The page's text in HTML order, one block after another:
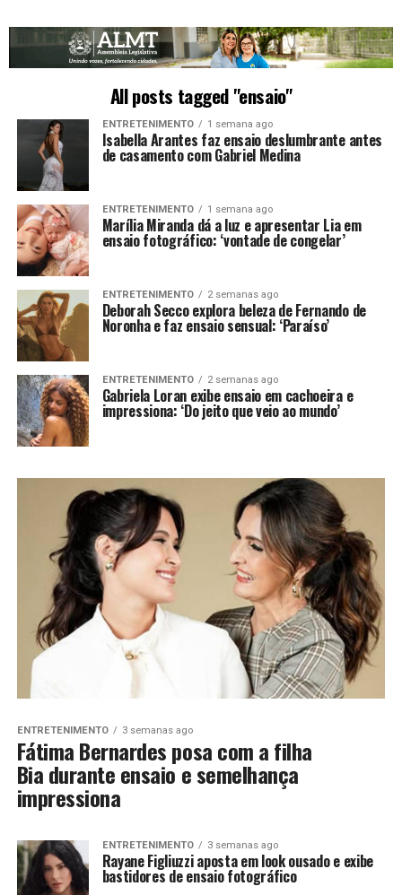
All posts tagged "ensaio"
ENTRETENIMENTO 1 semana ago
Isabella Arantes faz ensaio deslumbrante antes
de casamento com Gabriel Medina
ENTRETENIMENTO 1 semana ago
Marília Miranda dá a luz e apresentar Lia em
ensaio fotográfico: ‘vontade de congelar’
ENTRETENIMENTO 2 semanas ago
Deborah Secco explora beleza de Fernando de
Noronha e faz ensaio sensual: ‘Paraíso’
ENTRETENIMENTO 2 semanas ago
Gabriela Loran exibe ensaio em cachoeira e
impressiona: ‘Do jeito que veio ao mundo’
ENTRETENIMENTO 3 semanas ago
Fátima Bernardes posa com a filha
Bia durante ensaio e semelhança
impressiona
ENTRETENIMENTO 3 semanas ago
Rayane Figliuzzi aposta em look ousado e exibe
bastidores de ensaio fotográfico